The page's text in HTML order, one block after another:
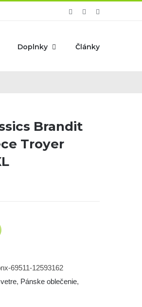
FacebookInstagram
Doplnky Články
Brandit
Troyer
69511-12593162
, Pánske oblečenie,